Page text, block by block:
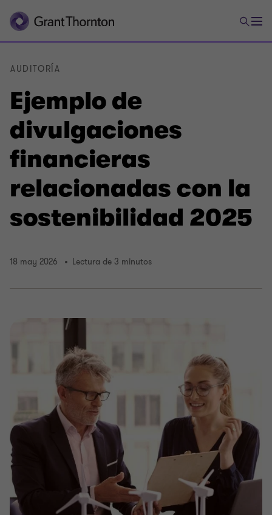
Ejemplo de
divulgaciones
financieras
relacionadas con la
sostenibilidad 2025
AUDITORÍA
18 may 2026 Lectura de 3 minutos